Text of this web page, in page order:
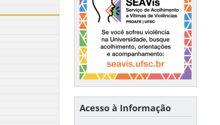
Acesso à Informação